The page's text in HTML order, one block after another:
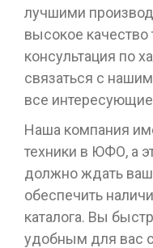
лучшими
высокое
консультация по
связаться с
все
Наша компания
техники в ЮФО, а
должно ждать
обеспечить
каталога. Вы
удобным для вас